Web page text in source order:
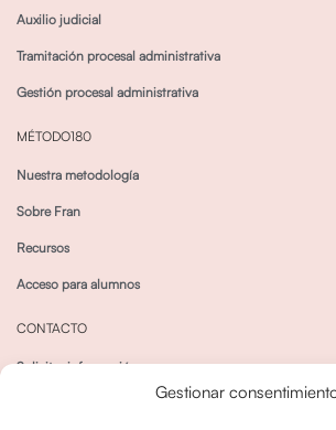
Gestionar
Auxilio judicial
Tramitación procesal administrativa
Gestión procesal administrativa
MÉTODO180
Nuestra metodología
Sobre Fran
Recursos
Acceso para alumnos
CONTACTO
Solicitar información